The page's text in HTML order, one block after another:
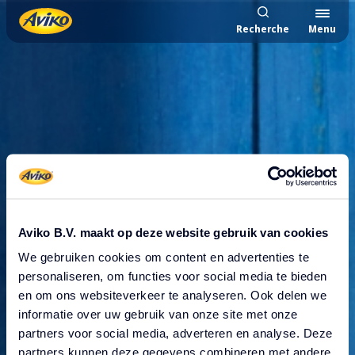
Aviko B.V. maakt op deze website gebruik van cookies
We gebruiken cookies om content en advertenties te
personaliseren, om functies voor social media te bieden
en om ons websiteverkeer te analyseren. Ook delen we
informatie over uw gebruik van onze site met onze
partners voor social media, adverteren en analyse. Deze
partners kunnen deze gegevens combineren met andere
Recherche Menu
Une erreur inattendue
s'est produite